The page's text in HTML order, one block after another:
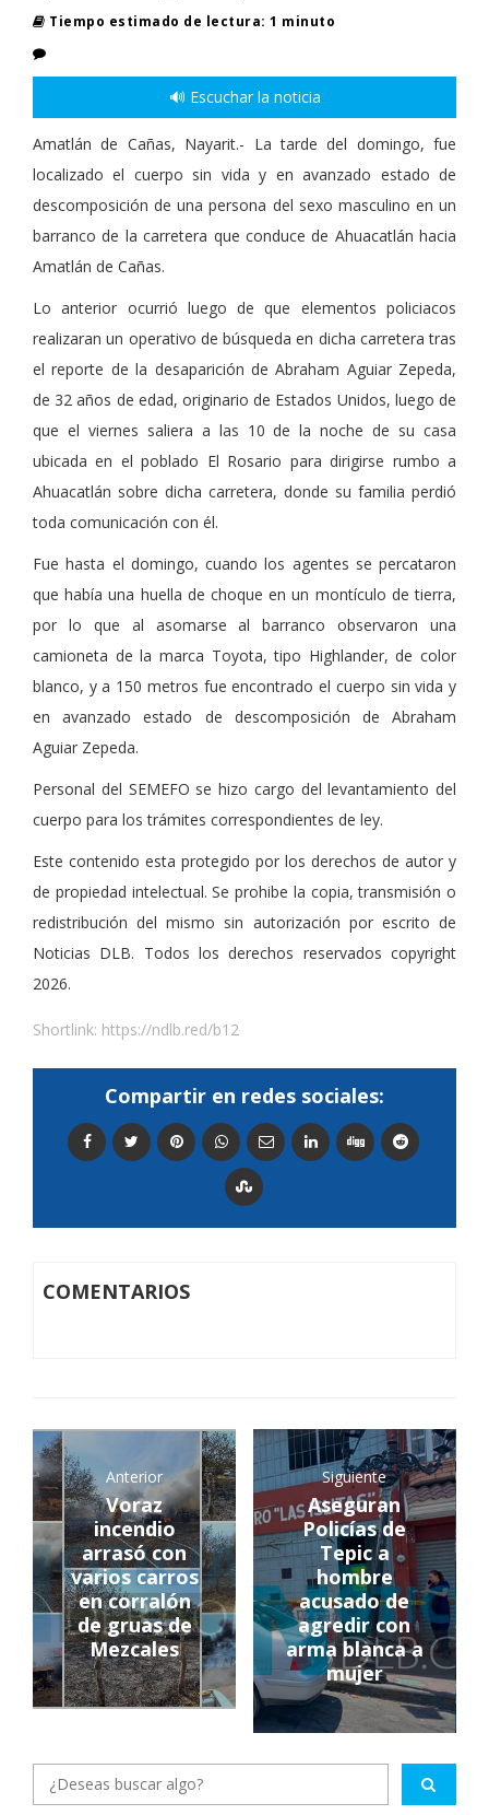
Tiempo estimado de lectura: 1 minuto
🔊 Escuchar la noticia
Amatlán de Cañas, Nayarit.- La tarde del domingo, fue
localizado el cuerpo sin vida y en avanzado estado de
descomposición de una persona del sexo masculino en un
barranco de la carretera que conduce de Ahuacatlán hacia
Amatlán de Cañas.
Lo anterior ocurrió luego de que elementos policiacos
realizaran un operativo de búsqueda en dicha carretera tras
el reporte de la desaparición de Abraham Aguiar Zepeda,
de 32 años de edad, originario de Estados Unidos, luego de
que el viernes saliera a las 10 de la noche de su casa
ubicada en el poblado El Rosario para dirigirse rumbo a
Ahuacatlán sobre dicha carretera, donde su familia perdió
toda comunicación con él.
Fue hasta el domingo, cuando los agentes se percataron
que había una huella de choque en un montículo de tierra,
por lo que al asomarse al barranco observaron una
camioneta de la marca Toyota, tipo Highlander, de color
blanco, y a 150 metros fue encontrado el cuerpo sin vida y
en avanzado estado de descomposición de Abraham
Aguiar Zepeda.
Personal del SEMEFO se hizo cargo del levantamiento del
cuerpo para los trámites correspondientes de ley.
Este contenido esta protegido por los derechos de autor y
de propiedad intelectual. Se prohibe la copia, transmisión o
redistribución del mismo sin autorización por escrito de
Noticias DLB. Todos los derechos reservados copyright
2026.
Shortlink: https://ndlb.red/b12
Compartir en redes sociales:
COMENTARIOS
Anterior
Voraz
incendio
arrasó con
varios carros
en corralón
de gruas de
Mezcales
Siguiente
Aseguran
Policías de
Tepic a
hombre
acusado de
agredir con
arma blanca a
mujer